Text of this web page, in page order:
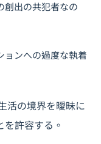
創出の共犯者なの
ョンへの過度な執着
活の境界を曖昧に
許容する。